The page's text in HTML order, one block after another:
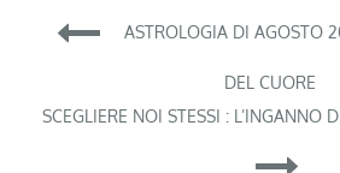
Navigazione
articoli
ASTROLOGIA DI AGOSTO
DEL CUORE
SCEGLIERE NOI STESSI : L’INGANNO